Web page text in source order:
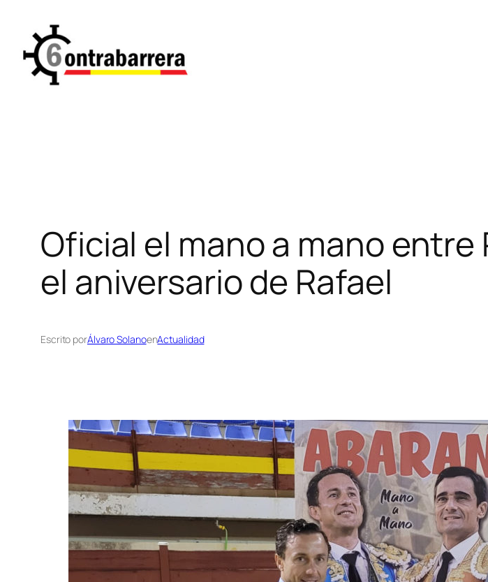
contenido
Oficial el mano a mano entre
el aniversario de Rafael
Escrito porÁlvaro SolanoenActualidad